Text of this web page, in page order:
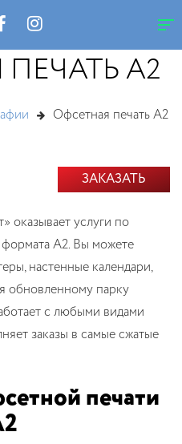
А2
Офсетная печать А2
ЗАКАЗАТЬ
оказывает услуги по
А2. Вы можете
настенные календари,
обновленному парку
с любыми видами
заказы в самые сжатые
печати